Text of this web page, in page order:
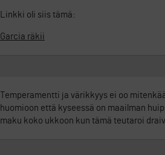
Linkki oli siis tämä:
Garcia räkii
Temperamentti ja värikkyys ei oo
huomioon että kyseessä on maailman
maku koko ukkoon kun tämä teutaroi